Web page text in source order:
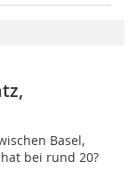
Basel,
bei rund 20?